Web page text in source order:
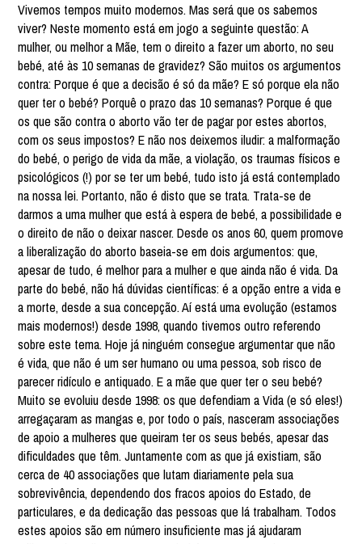
Vivemos tempos muito modernos. Mas será que os sabemos
viver? Neste momento está em jogo a seguinte questão: A
mulher, ou melhor a Mãe, tem o direito a fazer um aborto, no seu
bebé, até às 10 semanas de gravidez? São muitos os argumentos
contra: Porque é que a decisão é só da mãe? E só porque ela não
quer ter o bebé? Porquê o prazo das 10 semanas? Porque é que
os que são contra o aborto vão ter de pagar por estes abortos,
com os seus impostos? E não nos deixemos iludir: a malformação
do bebé, o perigo de vida da mãe, a violação, os traumas físicos e
psicológicos (!) por se ter um bebé, tudo isto já está contemplado
na nossa lei. Portanto, não é disto que se trata. Trata-se de
darmos a uma mulher que está à espera de bebé, a possibilidade e
o direito de não o deixar nascer. Desde os anos 60, quem promove
a liberalização do aborto baseia-se em dois argumentos: que,
apesar de tudo, é melhor para a mulher e que ainda não é vida. Da
parte do bebé, não há dúvidas científicas: é a opção entre a vida e
a morte, desde a sua concepção. Aí está uma evolução (estamos
mais modernos!) desde 1998, quando tivemos outro referendo
sobre este tema. Hoje já ninguém consegue argumentar que não
é vida, que não é um ser humano ou uma pessoa, sob risco de
parecer ridículo e antiquado. E a mãe que quer ter o seu bebé?
Muito se evoluiu desde 1998: os que defendiam a Vida (e só eles!)
arregaçaram as mangas e, por todo o país, nasceram associações
de apoio a mulheres que queiram ter os seus bebés, apesar das
dificuldades que têm. Juntamente com as que já existiam, são
cerca de 40 associações que lutam diariamente pela sua
sobrevivência, dependendo dos fracos apoios do Estado, de
particulares, e da dedicação das pessoas que lá trabalham. Todos
estes apoios são em número insuficiente mas já ajudaram